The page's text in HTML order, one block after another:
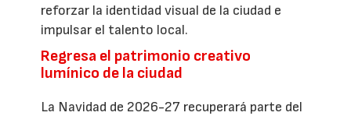
reforzar la identidad visual de la ciudad e
impulsar el talento local.
Regresa el patrimonio creativo
lumínico de la ciudad
La Navidad de 2026-27 recuperará parte del